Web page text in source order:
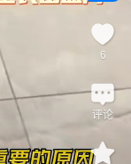
6
评论